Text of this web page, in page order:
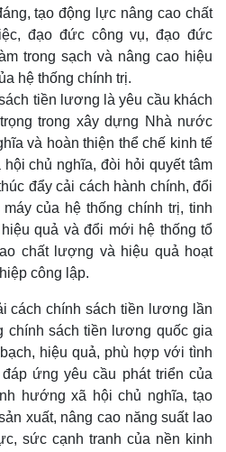
Multimedia
Video
Ảnh
E-Magazine
Infographic
tạo động lực nâng cao chất
đạo đức công vụ, đạo đức
trong sạch và nâng cao hiệu
hệ thống chính trị.
tiền lương là yêu cầu khách
trong xây dựng Nhà nước
và hoàn thiện thể chế kinh tế
chủ nghĩa, đòi hỏi quyết tâm
đẩy cải cách hành chính, đổi
của hệ thống chính trị, tinh
quả và đổi mới hệ thống tổ
chất lượng và hiệu quả hoạt
công lập.
cách chính sách tiền lương lần
chính sách tiền lương quốc gia
hiệu quả, phù hợp với tình
ứng yêu cầu phát triển của
hướng xã hội chủ nghĩa, tạo
xuất, nâng cao năng suất lao
sức cạnh tranh của nền kinh